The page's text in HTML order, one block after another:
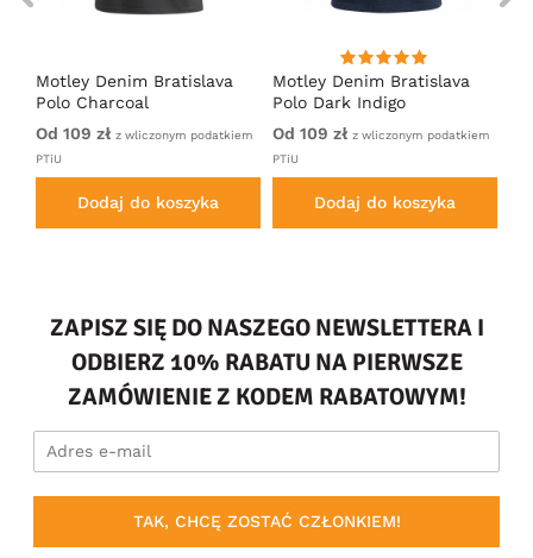
Motley Denim Bratislava
Polo Charcoal
Od 109 zł z wliczonym podatkiem
PTiU
Dodaj do koszyka
Motley Denim Bratislava
Polo Dark Indigo
Od 109 zł z wliczonym podatkiem
PTiU
Dodaj do koszyka
ZAPISZ SIĘ DO NASZEGO NEWSLETTERA I
ODBIERZ 10% RABATU NA PIERWSZE
ZAMÓWIENIE Z KODEM RABATOWYM!
TAK, CHCĘ ZOSTAĆ CZŁONKIEM!